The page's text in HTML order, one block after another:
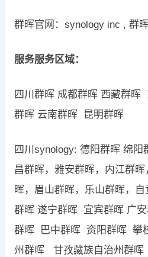
群晖官网：synology inc , 群晖
服务服务区域：
四川群晖 成都群晖 西藏群晖
群晖 云南群晖 昆明群晖
四川synology: 德阳群晖 绵阳
昌群晖，雅安群晖，内江群
晖，眉山群晖，乐山群晖，
群晖 遂宁群晖 宜宾群晖 广
群晖 巴中群晖 资阳群晖 攀
州群晖 甘孜藏族自治州群晖